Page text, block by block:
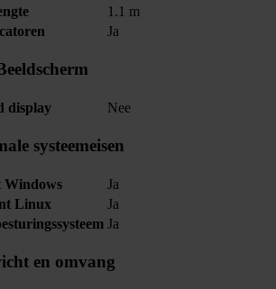
1.1 m
Ja
display Nee
systeemeisen
Windows
Ja
Linux
Ja
Ja
en omvang